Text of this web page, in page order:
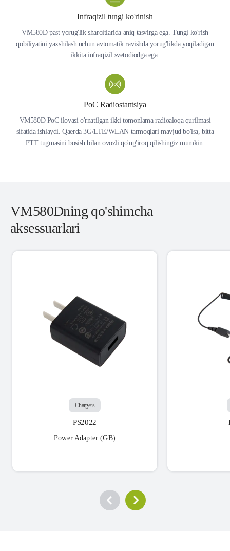
Infraqizil tungi ko'rinish
VM580D past yorug'lik sharoitlarida aniq tasvirga ega. Tungi ko'rish
qobiliyatini yaxshilash uchun avtomatik ravishda yorug'likda yoqiladigan
ikkita infraqizil svetodiodga ega.
PoC Radiostantsiya
VM580D PoC ilovasi o'rnatilgan ikki tomonlama radioaloqa qurilmasi
sifatida ishlaydi. Qaerda 3G/LTE/WLAN tarmoqlari mavjud bo'lsa, bitta
PTT tugmasini bosish bilan ovozli qo'ng'iroq qilishingiz mumkin.
VM580Dning qo'shimcha
aksessuarlari
Chargers
PS2022
Power Adapter (GB)